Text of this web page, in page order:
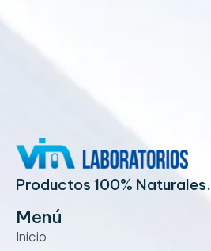
Productos 100% Naturales.
Menú
Inicio